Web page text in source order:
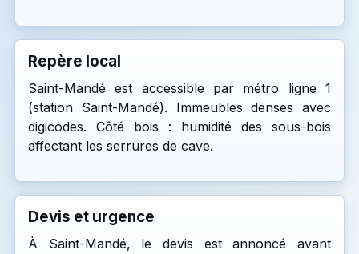
Repère local
Saint-Mandé est accessible par métro ligne 1
(station Saint-Mandé). Immeubles denses avec
digicodes. Côté bois : humidité des sous-bois
affectant les serrures de cave.
Devis et urgence
À Saint-Mandé, le devis est annoncé avant